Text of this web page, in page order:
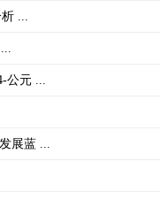
...
公元 ...
展蓝 ...